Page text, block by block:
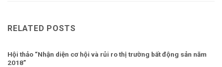
RELATED POSTS
Hội thảo “Nhận diện cơ hội và rủi ro thị trường bất động sản năm
2018”